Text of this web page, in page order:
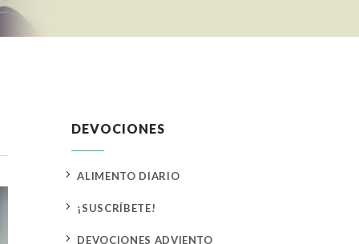
DEVOCIONES
5 ALIMENTO DIARIO
5 ¡SUSCRÍBETE!
5 DEVOCIONES ADVIENTO